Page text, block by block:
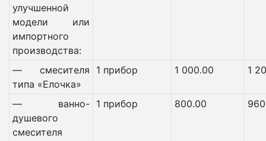
улучшенной
модели или
импортного
производства:
— смесителя
типа «Елочка»
1 прибор 1 000.00 1
— ванно-
душевого
смесителя
1 прибор 800.00